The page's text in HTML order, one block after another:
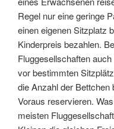
Regel nur eine geringe
einen eigenen Sitzplatz
Kinderpreis bezahlen.
Fluggesellschaften
vor bestimmten
die Anzahl der Bettchen
Voraus reservieren.
meisten